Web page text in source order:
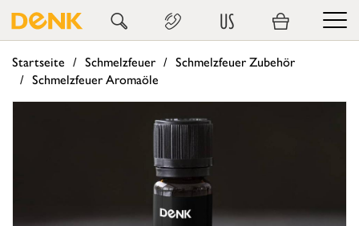
US
Startseite Schmelzfeuer
Schmelzfeuer Zubehör
Schmelzfeuer Aromaöle